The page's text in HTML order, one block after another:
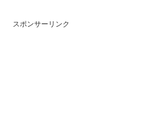
スポンサーリンク